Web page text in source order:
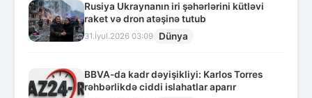
Rusiya Ukraynanın iri şəhərlərini kütləvi
raket və dron atəşinə tutub
31.İyul.2026 03:09 Dünya
BBVA-da kadr dəyişikliyi: Karlos Torres
rəhbərlikdə ciddi islahatlar aparır